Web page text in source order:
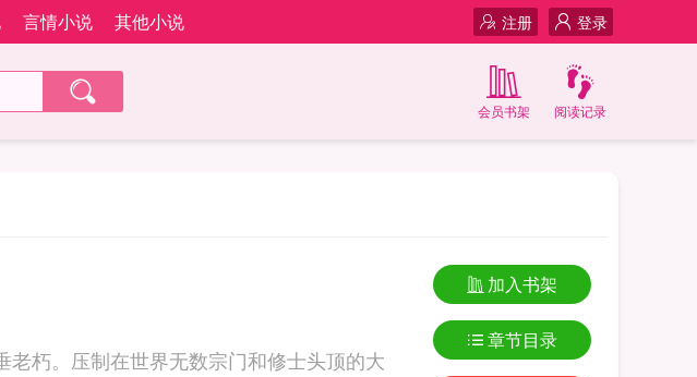
言情小说 其他小说 登录
注册
阅读记录
会员书架
朽。压制在世界无数宗门和修士头顶的大
加入书架
章节目录